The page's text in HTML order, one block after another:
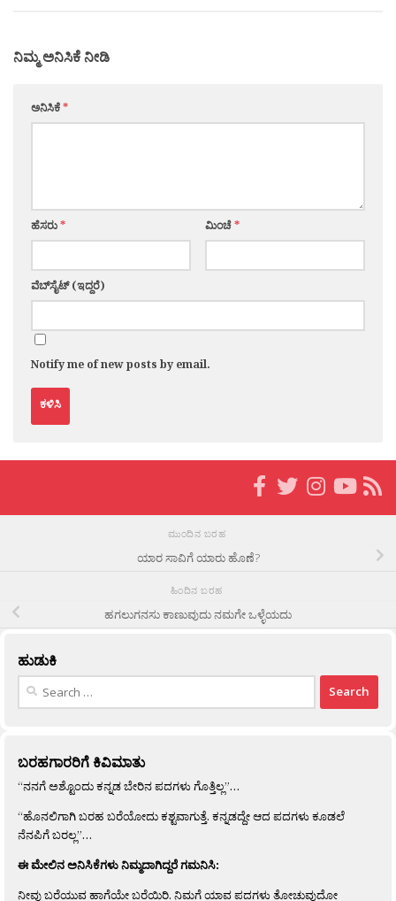
ನಿಮ್ಮ ಅನಿಸಿಕೆ ನೀಡಿ
ಅನಿಸಿಕೆ*
ಹೆಸರು* ಮಿಂಚೆ*
ವೆಬ್‌ಸೈಟ್ (ಇದ್ದರೆ)
Notify me of new posts by email.
ಮುಂದಿನ ಬರಹ
ಯಾರ ಸಾವಿಗೆ ಯಾರು ಹೊಣೆ?
ಹಿಂದಿನ ಬರಹ
ಹಗಲುಗನಸು ಕಾಣುವುದು ನಮಗೇ ಒಳ್ಳೆಯದು
ಹುಡುಕಿ
Search
ಬರಹಗಾರರಿಗೆ ಕಿವಿಮಾತು
“ನನಗೆ ಅಶ್ಟೊಂದು ಕನ್ನಡ ಬೇರಿನ ಪದಗಳು ಗೊತ್ತಿಲ್ಲ”…
“ಹೊನಲಿಗಾಗಿ ಬರಹ ಬರೆಯೋದು ಕಶ್ಟವಾಗುತ್ತೆ. ಕನ್ನಡದ್ದೇ ಆದ ಪದಗಳು ಕೂಡಲೆ
ನೆನಪಿಗೆ ಬರಲ್ಲ”…
ಈ ಮೇಲಿನ ಅನಿಸಿಕೆಗಳು ನಿಮ್ಮದಾಗಿದ್ದರೆ ಗಮನಿಸಿ:
ನೀವು ಬರೆಯುವ ಹಾಗೆಯೇ ಬರೆಯಿರಿ. ನಿಮಗೆ ಯಾವ ಪದಗಳು ತೋಚುವುದೋ